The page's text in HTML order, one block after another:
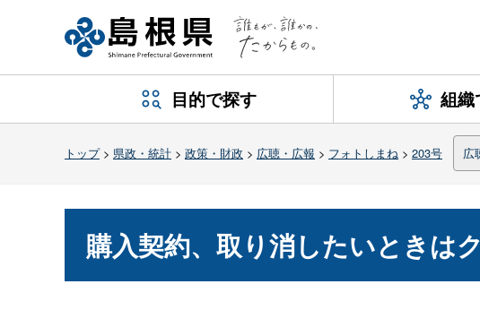
目的で探す 組織
トップ> 県政・統計 > 政策・財政 > 広聴・広報 > フォトしまね > 203号 広
購入契約、取り消したいときは